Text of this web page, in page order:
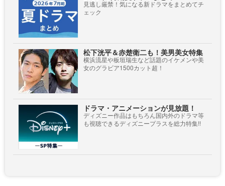
見逃し厳禁！気になる新ドラマをまとめてチ
ェック
松下洸平＆赤楚衛二も！美男美女特集
横浜流星や板垣瑞生など話題のイケメンや美
女のグラビア1500カット超！
ドラマ・アニメーションが見放題！
ディズニー作品はもちろん国内外のドラマ等
も視聴できるディズニープラスを総力特集!!